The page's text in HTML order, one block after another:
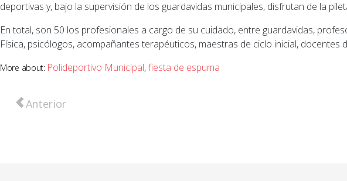
deportivas y, bajo la supervisión de los guardavidas municipales, disfrutan de la
En total, son 50 los profesionales a cargo de su cuidado, entre guardavidas,
Física, psicólogos, acompañantes terapéuticos, maestras de ciclo inicial, docentes
More about: Polideportivo Municipal,fiesta de espuma
Artículo anterior: San Lorenzo: Con su infraestructura edilicia
Anterior